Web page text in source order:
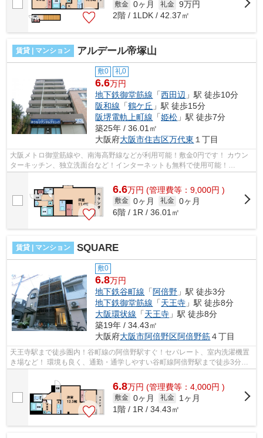
敷金 0ヶ月 礼金 9万円
2階 / 1LDK / 42.37㎡
賃貸 | マンション アルデール帝塚山
敷0 礼0
6.6万円
地下鉄御堂筋線 「西田辺 」駅 徒歩10分
阪和線 「鶴ケ丘 」駅 徒歩15分
阪堺電軌上町線 「姫松 」駅 徒歩7分
築25年 / 36.01㎡
大阪府大阪市住吉区万代東 １丁目
大阪メトロ御堂筋線や、南海高野線などが利用可能！敷金0円です！ カウン
ターキッチン、独立洗面台など！インターネットも無料で使用可能！
■□■□■□■□■□■□■□■□■□■□■□■□■□■□■□■□■□■□■□...
6.6万円 (管理費等：9,000円 )
敷金 0ヶ月 礼金 0ヶ月
6階 / 1R / 36.01㎡
賃貸 | マンション SQUARE
敷0
6.8万円
地下鉄谷町線 「 阿倍野 」駅 徒歩3分
地下鉄御堂筋線 「天王寺 」駅 徒歩8分
大阪環状線 「天王寺 」駅 徒歩8分
築19年 / 34.43㎡
大阪府大阪市阿倍野区阿倍野筋４丁目
天王寺駅まで徒歩圏内！谷町線の阿倍野駅すぐ！セパレート、室内洗濯機置
き場など！ 環境も良く、通勤・通学しやすい谷町線阿倍野駅まで徒歩3分！
6.8万円 (管理費等：4,000円 )
敷金 0ヶ月 礼金
1ヶ月
1階 / 1R / 34.43㎡